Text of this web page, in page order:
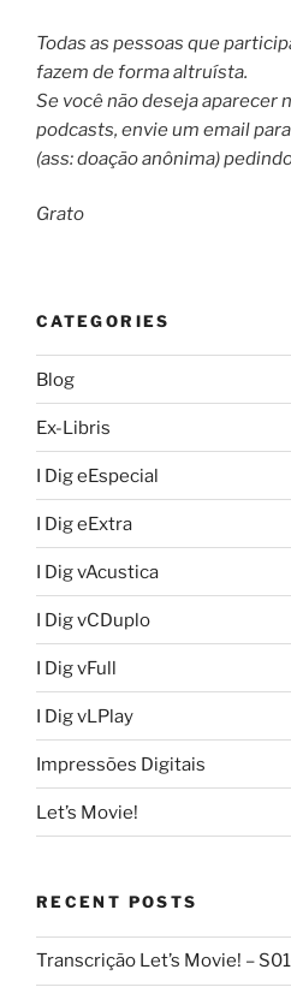
Todas as pessoas que
fazem de forma altruísta.
Se você não deseja aparecer
podcasts, envie um email para
(ass: doação anônima)
Grato
CATEGORIES
Blog
Ex-Libris
I Dig eEspecial
I Dig eExtra
I Dig vAcustica
I Dig vCDuplo
I Dig vFull
I Dig vLPlay
Impressões Digitais
Let’s Movie!
RECENT POSTS
Transcrição Let’s Movie! –